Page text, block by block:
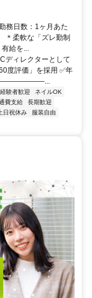
務日数：1ヶ月あた
＊柔軟な「ズレ勤制
給を...
ディレクターとして
度評価」を採用 ✅年
経験者歓迎
ネイルOK
費支給
長期歓迎
日祝休み
服装自由